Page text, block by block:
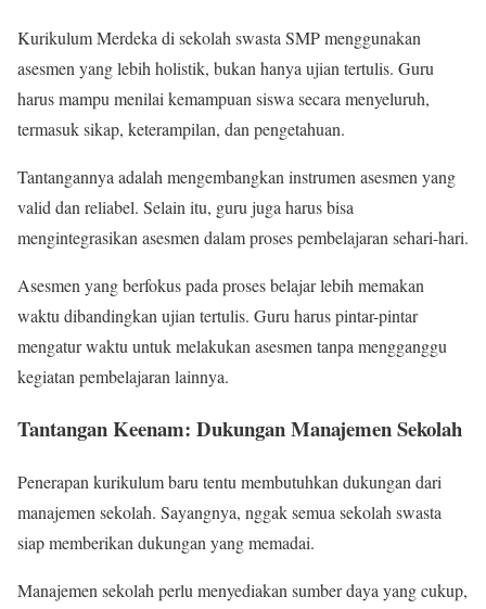
Kurikulum Merdeka di sekolah swasta SMP menggunakan
asesmen yang lebih holistik, bukan hanya ujian tertulis. Guru
harus mampu menilai kemampuan siswa secara menyeluruh,
termasuk sikap, keterampilan, dan pengetahuan.
Tantangannya adalah mengembangkan instrumen asesmen yang
valid dan reliabel. Selain itu, guru juga harus bisa
mengintegrasikan asesmen dalam proses pembelajaran sehari-hari.
Asesmen yang berfokus pada proses belajar lebih memakan
waktu dibandingkan ujian tertulis. Guru harus pintar-pintar
mengatur waktu untuk melakukan asesmen tanpa mengganggu
kegiatan pembelajaran lainnya.
Tantangan Keenam: Dukungan Manajemen Sekolah
Penerapan kurikulum baru tentu membutuhkan dukungan dari
manajemen sekolah. Sayangnya, nggak semua sekolah swasta
siap memberikan dukungan yang memadai.
Manajemen sekolah perlu menyediakan sumber daya yang cukup,